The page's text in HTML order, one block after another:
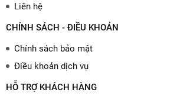
Liên hệ
CHÍNH SÁCH - ĐIỀU KHOẢN
Chính sách bảo mật
Điều khoản dịch vụ
HỖ TRỢ KHÁCH HÀNG